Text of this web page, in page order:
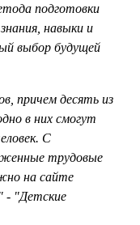
подготовки
навыки и
выбор будущей
причем десять из
в них смогут
С
трудовые
на сайте
- "Детские